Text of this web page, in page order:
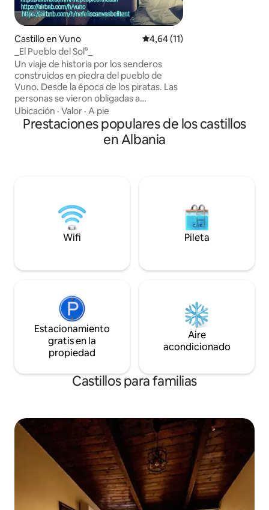
Castillo en Vuno Calificación promedio: 4,64 de
4,64 (11)
_El Pueblo del Sol°_
Un viaje de historia por los senderos
construidos en piedra del pueblo de
Vuno. Desde la época de los piratas. Las
personas se vieron obligadas a
abandonar la zona costera para estar
protegidas y seguras. Usaron la piedra,la
madera y la plancha. Construyeron
pequeños castillos,donde podrían estar
del sol, construyó sus casas: pequeños
castillos en una montaña.
Ubicación · Valor · A pie
Prestaciones populares de los castillos
en Albania
Wifi Pileta
Estacionamiento
gratis en la
propiedad
Aire
acondicionado
Castillos para familias